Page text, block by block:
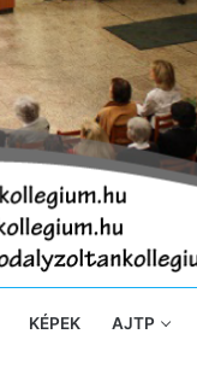
KÉPEK AJTP